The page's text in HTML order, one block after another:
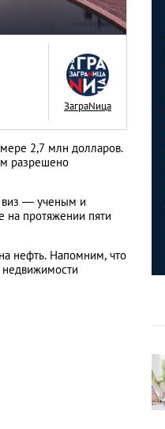
ЗаграNица
2,7 млн долларов.
разрешено
виз ― ученым и
на протяжении пяти
нефть. Напомним, что
процедура для
СТАТЬИ